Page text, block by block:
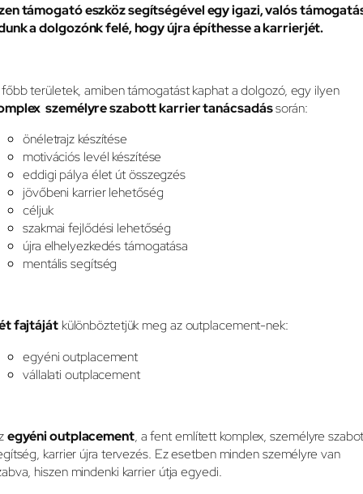
támogató eszköz segítségével egy igazi, valós
a dolgozónk felé, hogy újra építhesse a karrierjét.
területek, amiben támogatást kaphat a dolgozó, egy ilyen
személyre szabott karrier tanácsadássorán:
önéletrajz készítése
motivációs levél készítése
eddigi pálya élet út összegzés
jövőbeni karrier lehetőség
céljuk
szakmai fejlődési lehetőség
újra elhelyezkedés támogatása
mentális segítség
fajtájátkülönböztetjük meg az outplacement-nek:
egyéni outplacement
vállalati outplacement
egyéni outplacement, a fent említett komplex, személyre
karrier újra tervezés. Ez esetben minden személyre van
hiszen mindenki karrier útja egyedi.